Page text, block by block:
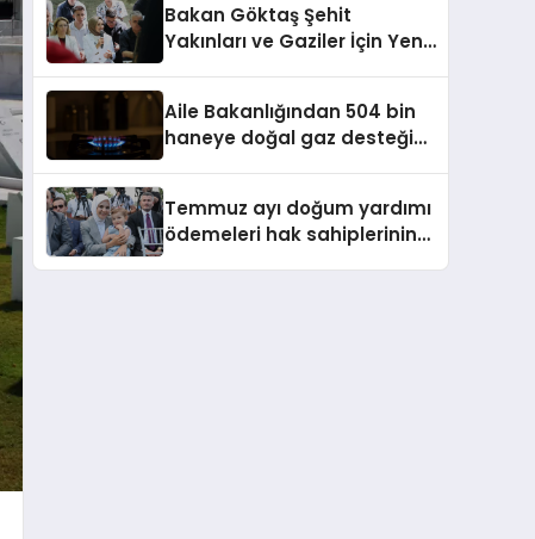
Bakan Göktaş Şehit
Yakınları ve Gaziler İçin Yeni
Aile Bakanlığından 504 bin
haneye doğal gaz desteği
Temmuz ayı doğum yardımı
ödemeleri hak sahiplerinin